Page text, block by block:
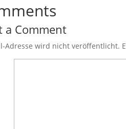
a Comment
Adresse wird nicht veröffentlicht.